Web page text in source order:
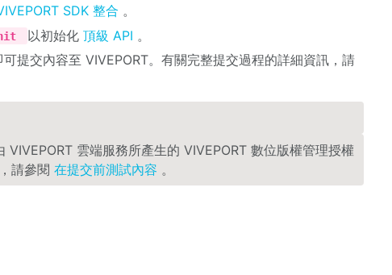
SDK 整合 。
以初始化 頂級 API 。
可提交內容至 VIVEPORT。有關完整提交過程的詳細資訊，請
雲端服務所產生的 VIVEPORT 數位版權管理授權
請參閱 在提交前測試內容 。